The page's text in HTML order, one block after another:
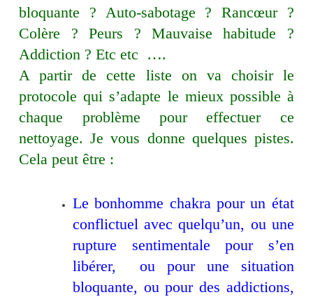
bloquante ? Auto-sabotage ? Rancœur ?
Colère ? Peurs ? Mauvaise habitude ?
Addiction ? Etc etc ….
A partir de cette liste on va choisir le
protocole qui s’adapte le mieux possible à
chaque problème pour effectuer ce
nettoyage. Je vous donne quelques pistes.
Cela peut être :
Le bonhomme chakra pour un état
conflictuel avec quelqu’un, ou une
rupture sentimentale pour s’en
libérer, ou pour une situation
bloquante, ou pour des addictions,